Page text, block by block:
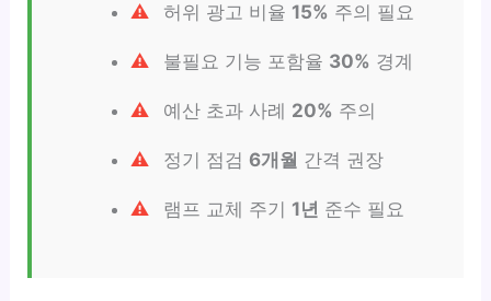
허위 광고 비율 15% 주의 필요
불필요 기능 포함율 30% 경계
예산 초과 사례 20% 주의
정기 점검 6개월 간격 권장
램프 교체 주기 1년 준수 필요